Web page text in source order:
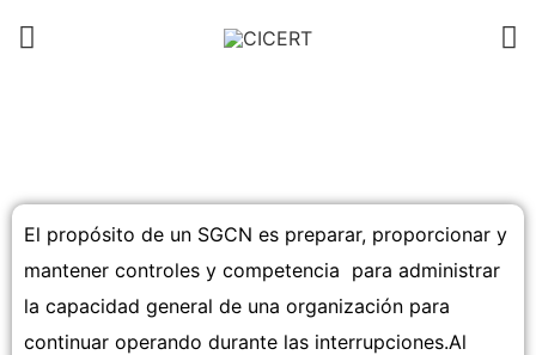
El propósito de un SGCN es preparar, proporcionar y
mantener controles y competencia para administrar
la capacidad general de una organización para
continuar operando durante las interrupciones.Al